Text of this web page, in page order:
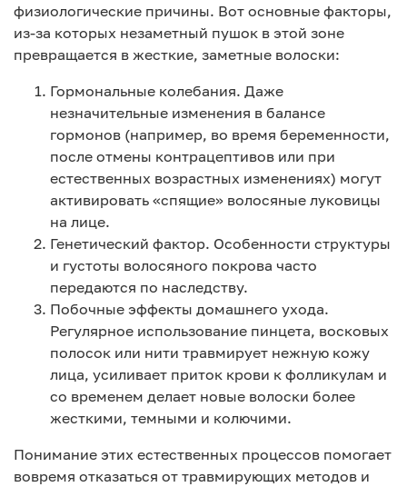
физиологические причины. Вот основные факторы,
из-за которых незаметный пушок в этой зоне
превращается в жесткие, заметные волоски:
Гормональные колебания. Даже
незначительные изменения в балансе
гормонов (например, во время беременности,
после отмены контрацептивов или при
естественных возрастных изменениях) могут
активировать «спящие» волосяные луковицы
на лице.
Генетический фактор. Особенности структуры
и густоты волосяного покрова часто
передаются по наследству.
Побочные эффекты домашнего ухода.
Регулярное использование пинцета, восковых
полосок или нити травмирует нежную кожу
лица, усиливает приток крови к фолликулам и
со временем делает новые волоски более
жесткими, темными и колючими.
Понимание этих естественных процессов помогает
вовремя отказаться от травмирующих методов и